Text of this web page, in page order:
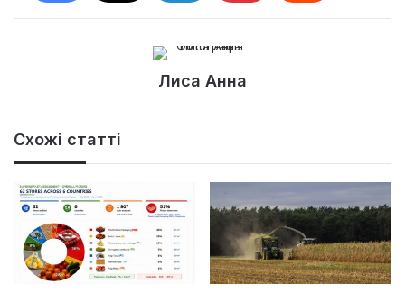
Лиса Анна
Схожі статті